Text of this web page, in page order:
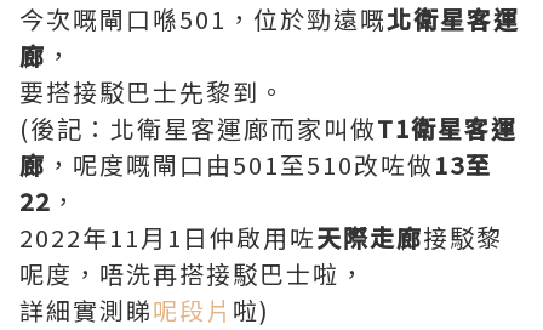
今次嘅閘口喺501，位於勁遠嘅北衛星客運
廊 ，
要搭接駁巴士先黎到。
(後記：北衛星客運廊而家叫做T1衛星客運
廊 ，呢度嘅閘口由501至510改咗做13至
22 ，
2022年11月1日仲啟用咗天際走廊接駁黎
呢度，唔洗再搭接駁巴士啦，
詳細實測睇呢段片 啦)